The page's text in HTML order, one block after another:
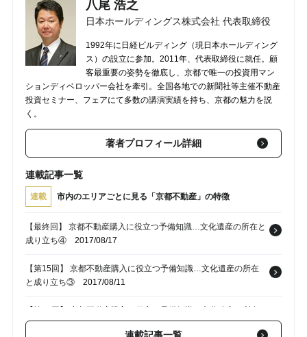
八尾 浩之
日本ホールディングス株式会社 代表取締役
1992年に日経ビルディング（現日本ホールディング
ス）の設立に参加。2011年、代表取締役に就任。顧
客最重要の姿勢を徹底し、京都で唯一の投資用マン
ションディベロッパー会社を牽引。全国各地での新聞社等主催不動産
投資セミナー、フェアにて多数の講演実績を持ち、京都の魅力を説
く。
著者プロフィール詳細
連載記事一覧
連載 市内のエリアごとに見る「京都不動産」の特徴
【最終回】 京都不動産購入に役立つ予備知識…文化遺産の所在と
成り立ち④ 2017/08/17
【第15回】 京都不動産購入に役立つ予備知識…文化遺産の所在
と成り立ち③ 2017/08/11
と成り立ち②2017/08/07